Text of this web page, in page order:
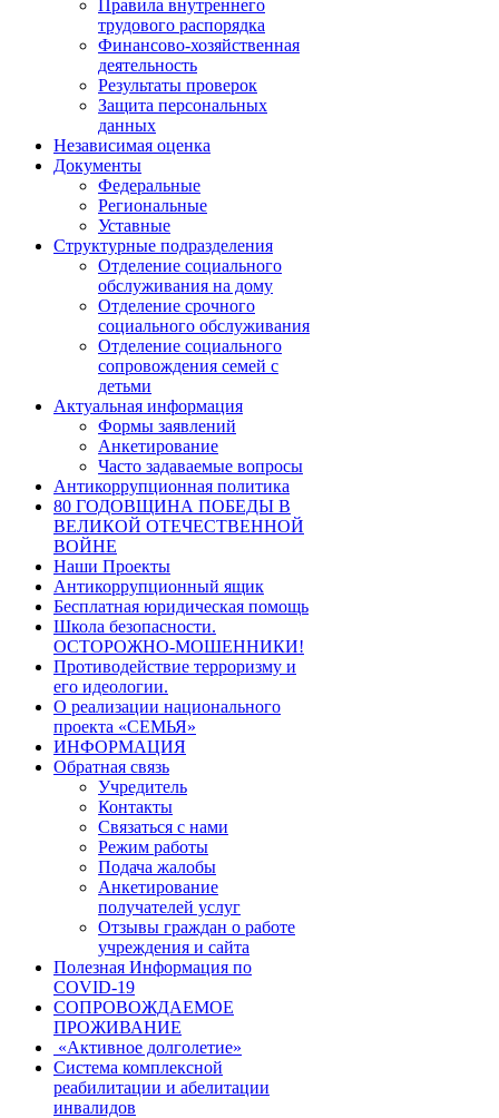
Правила внутреннего
трудового распорядка
Финансово-хозяйственная
деятельность
Результаты проверок
Защита персональных
данных
Независимая оценка
Документы
Федеральные
Региональные
Уставные
Структурные подразделения
Отделение социального
обслуживания на дому
Отделение срочного
социального обслуживания
Отделение социального
сопровождения семей с
детьми
Актуальная информация
Формы заявлений
Анкетирование
Часто задаваемые вопросы
Антикоррупционная политика
80 ГОДОВЩИНА ПОБЕДЫ В
ВЕЛИКОЙ ОТЕЧЕСТВЕННОЙ
ВОЙНЕ
Наши Проекты
Антикоррупционный ящик
Бесплатная юридическая помощь
Школа безопасности.
ОСТОРОЖНО-МОШЕННИКИ!
Противодействие терроризму и
его идеологии.
О реализации национального
проекта «СЕМЬЯ»
ИНФОРМАЦИЯ
Обратная связь
Учредитель
Контакты
Связаться с нами
Режим работы
Подача жалобы
Анкетирование
получателей услуг
Отзывы граждан о работе
учреждения и сайта
Полезная Информация по
COVID-19
СОПРОВОЖДАЕМОЕ
ПРОЖИВАНИЕ
«Активное долголетие»
Система комплексной
реабилитации и абелитации
инвалидов